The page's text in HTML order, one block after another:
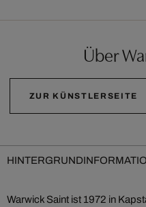
Über
ZUR KÜNSTLERSEITE
Warwick Saint ist 1972 in